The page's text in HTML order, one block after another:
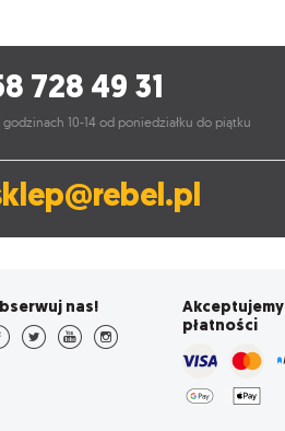
728 49 31
godzinach 10-14 od poniedziałku do piątku
nas!
Akceptujemy
płatności